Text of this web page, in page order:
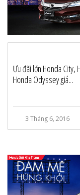
Ưu đãi lớn Honda City,
Honda Odyssey giá...
3 Tháng 6, 2016